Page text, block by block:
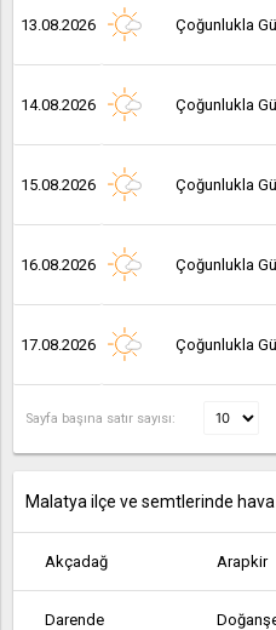
13.08.2026 Çoğunlukla
14.08.2026 Çoğunlukla
15.08.2026 Çoğunlukla
16.08.2026 Çoğunlukla
17.08.2026 Çoğunlukla
Sayfa başına satır sayısı:
Malatya ilçe ve semtlerinde
Akçadağ Arapkir
Darende